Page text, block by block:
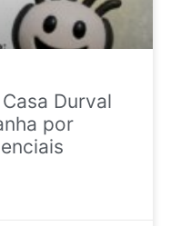
Durval
por